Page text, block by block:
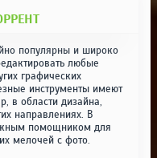
популярны и широко
любые
графических
инструменты имеют
в области дизайна,
направлениях. В
помощником для
мелочей с фото.